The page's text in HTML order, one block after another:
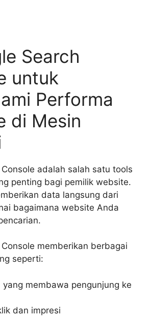
Search
untuk
Performa
di Mesin
adalah salah satu tools
penting bagi pemilik website.
data langsung dari
bagaimana website Anda
memberikan berbagai
seperti:
yang membawa pengunjung ke
dan impresi